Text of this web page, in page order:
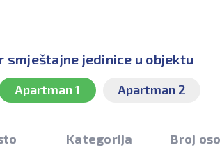
smještajne jedinice u objektu
Apartman 1 Apartman 2
Kategorija
Broj